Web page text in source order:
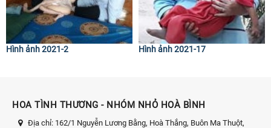
Hình ảnh 2021-2 Hình ảnh 2021-17
HOA TÌNH THƯƠNG - NHÓM NHỎ HOÀ BÌNH
Địa chỉ: 162/1 Nguyễn Lương Bằng, Hoà Thắng, Buôn Ma Thuột,